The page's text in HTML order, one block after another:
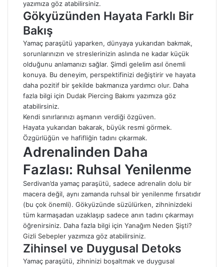
yazımıza göz atabilirsiniz.
Gökyüzünden Hayata Farklı Bir
Bakış
Yamaç paraşütü yaparken, dünyaya yukarıdan bakmak,
sorunlarınızın ve streslerinizin aslında ne kadar küçük
olduğunu anlamanızı sağlar. Şimdi gelelim asıl önemli
konuya. Bu deneyim, perspektifinizi değiştirir ve hayata
daha pozitif bir şekilde bakmanıza yardımcı olur. Daha
fazla bilgi için Dudak Piercing Bakımı yazımıza göz
atabilirsiniz.
Kendi sınırlarınızı aşmanın verdiği özgüven.
Hayata yukarıdan bakarak, büyük resmi görmek.
Özgürlüğün ve hafifliğin tadını çıkarmak.
Adrenalinden Daha
Fazlası: Ruhsal Yenilenme
Serdivan’da yamaç paraşütü, sadece adrenalin dolu bir
macera değil, aynı zamanda ruhsal bir yenilenme fırsatıdır
(bu çok önemli). Gökyüzünde süzülürken, zihninizdeki
tüm karmaşadan uzaklaşıp sadece anın tadını çıkarmayı
öğrenirsiniz. Daha fazla bilgi için Yanağım Neden Şişti?
Gizli Sebepler yazımıza göz atabilirsiniz.
Zihinsel ve Duygusal Detoks
Yamaç paraşütü, zihninizi boşaltmak ve duygusal